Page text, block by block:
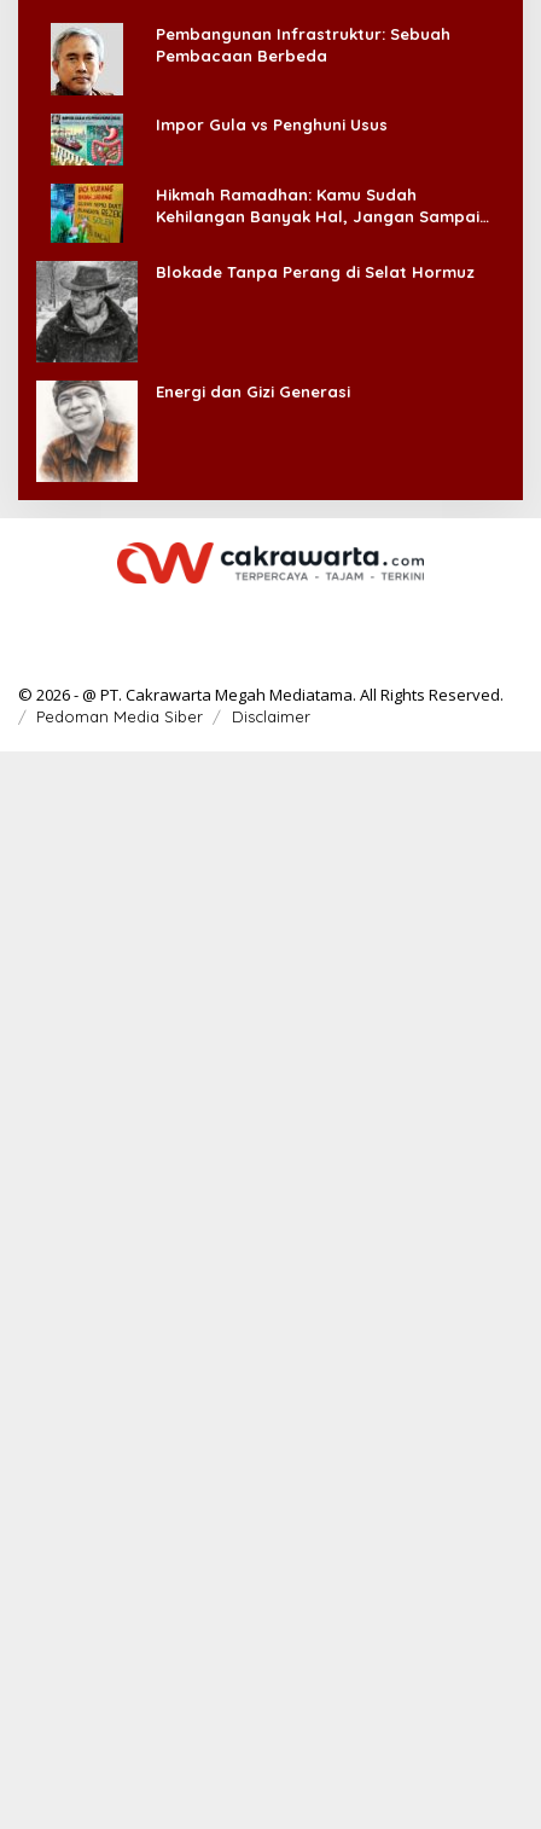
Pembangunan Infrastruktur: Sebuah
Pembacaan Berbeda
Impor Gula vs Penghuni Usus
Hikmah Ramadhan: Kamu Sudah
Kehilangan Banyak Hal, Jangan Sampai
Blokade Tanpa Perang di Selat Hormuz
Energi dan Gizi Generasi
© 2026 - @ PT. Cakrawarta Megah Mediatama. All Rights Reserved.
Pedoman Media Siber Disclaimer